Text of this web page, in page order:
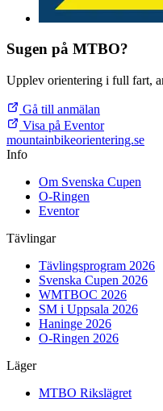
Sugen på MTBO?
Upplev orientering i full fart,
Gå till anmälan
Visa på Eventor
mountainbikeorientering.se
Info
Om Svenska Cupen
O-Ringen
Eventor
Tävlingar
Tävlingsprogram 2026
Svenska Cupen 2026
WMTBOC 2026
SM i Uppsala 2026
Haninge 2026
O-Ringen 2026
Läger
MTBO Rikslägret